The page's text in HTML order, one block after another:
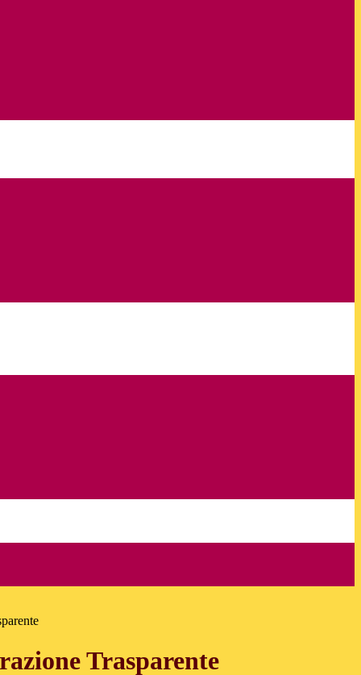
Trasparente